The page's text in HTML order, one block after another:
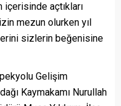
açtıkları
mezun olurken yıl
sizlerin beğenisine
Gelişim
Kaymakamı Nurullah